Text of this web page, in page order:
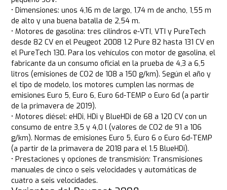
• Dimensiones: unos 4,16 m de largo, 1,74 m de ancho, 1,55 m
de alto y una buena batalla de 2,54 m.
• Motores de gasolina: tres cilindros e-VTI, VTI y PureTech
desde 82 CV en el Peugeot 2008 1.2 Pure 82 hasta 131 CV en
el PureTech 130. Para los vehículos con motor de gasolina, el
fabricante da un consumo oficial en la prueba de 4,3 a 6,5
litros (emisiones de CO2 de 108 a 150 g/km). Según el año y
el tipo de modelo, los motores cumplen las normas de
emisiones Euro 5, Euro 6, Euro 6d-TEMP o Euro 6d (a partir
de la primavera de 2019).
• Motores diésel: eHDi, HDi y BlueHDi de 68 a 120 CV con un
consumo de entre 3,5 y 4,0 l (valores de CO2 de 91 a 106
g/km). Normas de emisiones Euro 5, Euro 6 o Euro 6d-TEMP
(a partir de la primavera de 2018 para el 1.5 BlueHDi).
• Prestaciones y opciones de transmisión: Transmisiones
manuales de cinco o seis velocidades y automáticas de
cuatro a seis velocidades.